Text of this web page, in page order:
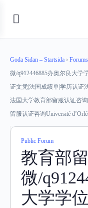
Goda Sidan – Startsida › Forums
微/q912446885办奥尔良大
证文凭|法国成绩单|学历认证
法国大学教育部留服认证咨
留服认证咨询Université
Public Forum
教育部
微/
大学学